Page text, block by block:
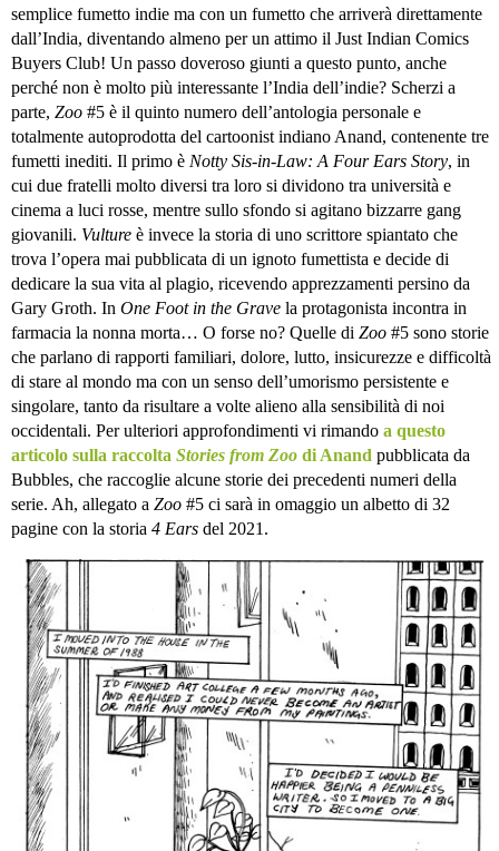
semplice fumetto indie ma con un fumetto che arriverà direttamente
dall’India, diventando almeno per un attimo il Just Indian Comics
Buyers Club! Un passo doveroso giunti a questo punto, anche
perché non è molto più interessante l’India dell’indie? Scherzi a
parte, Zoo #5 è il quinto numero dell’antologia personale e
totalmente autoprodotta del cartoonist indiano Anand, contenente tre
fumetti inediti. Il primo è Notty Sis-in-Law: A Four Ears Story, in
cui due fratelli molto diversi tra loro si dividono tra università e
cinema a luci rosse, mentre sullo sfondo si agitano bizzarre gang
giovanili. Vulture è invece la storia di uno scrittore spiantato che
trova l’opera mai pubblicata di un ignoto fumettista e decide di
dedicare la sua vita al plagio, ricevendo apprezzamenti persino da
Gary Groth. In One Foot in the Grave la protagonista incontra in
farmacia la nonna morta… O forse no? Quelle di Zoo #5 sono storie
che parlano di rapporti familiari, dolore, lutto, insicurezze e difficoltà
di stare al mondo ma con un senso dell’umorismo persistente e
singolare, tanto da risultare a volte alieno alla sensibilità di noi
occidentali. Per ulteriori approfondimenti vi rimando a questo
articolo sulla raccolta Stories from Zoo di Anand pubblicata da
Bubbles, che raccoglie alcune storie dei precedenti numeri della
serie. Ah, allegato a Zoo #5 ci sarà in omaggio un albetto di 32
pagine con la storia 4 Ears del 2021.